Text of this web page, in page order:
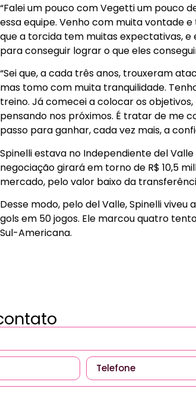
“Falei um pouco com Vegetti um pouco
essa equipe. Venho com muita vontade
que a torcida tem muitas expectativas, e
para conseguir lograr o que eles
“Sei que, a cada três anos, trouxeram
mas tomo com muita tranquilidade.
treino. Já comecei a colocar os
pensando nos próximos. É tratar de me
passo para ganhar, cada vez mais, a
Spinelli estava no Independiente del
negociação girará em torno de R$ 10,5
mercado, pelo valor baixo da
Desse modo, pelo del Valle, Spinelli
gols em 50 jogos. Ele marcou quatro
Sul-Americana.